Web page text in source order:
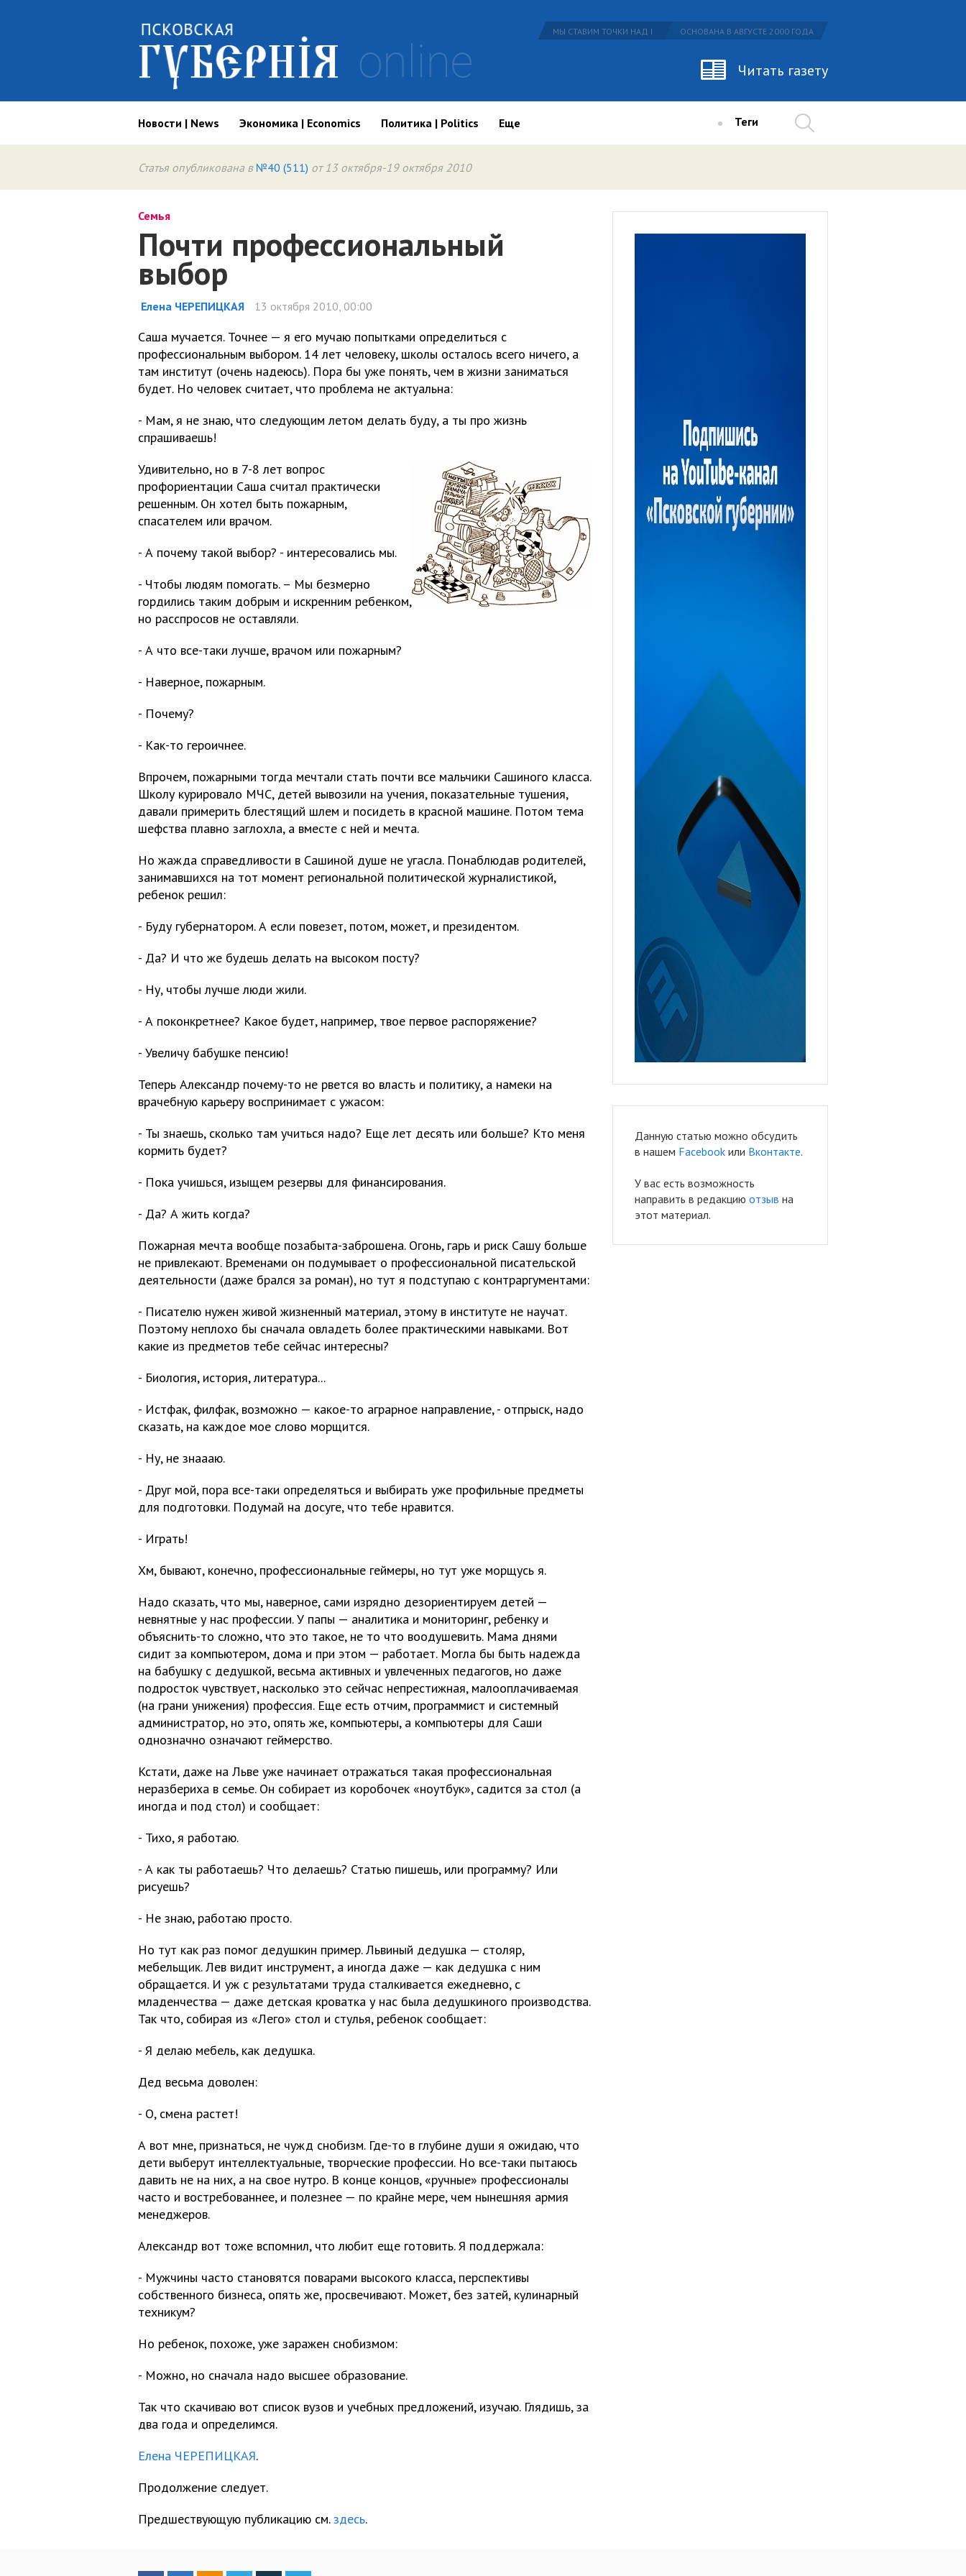
МЫ СТАВИМ ТОЧКИ НАД I ОСНОВАНА В АВГУСТЕ 2000 ГОДА
Читать газету
Новости | News Экономика | Economics Политика | Politics Еще Теги
Статья опубликована в №40 (511) от 13 октября-19 октября 2010
Семья
Почти профессиональный
выбор
Елена ЧЕРЕПИЦКАЯ 13 октября 2010, 00:00
Саша мучается. Точнее — я его мучаю попытками определиться с
профессиональным выбором. 14 лет человеку, школы осталось всего ничего, а
там институт (очень надеюсь). Пора бы уже понять, чем в жизни заниматься
будет. Но человек считает, что проблема не актуальна:
- Мам, я не знаю, что следующим летом делать буду, а ты про жизнь
спрашиваешь!
Удивительно, но в 7-8 лет вопрос
профориентации Саша считал практически
решенным. Он хотел быть пожарным,
спасателем или врачом.
- А почему такой выбор? - интересовались мы.
- Чтобы людям помогать. – Мы безмерно
гордились таким добрым и искренним ребенком,
но расспросов не оставляли.
- А что все-таки лучше, врачом или пожарным?
- Наверное, пожарным.
- Почему?
- Как-то героичнее.
Впрочем, пожарными тогда мечтали стать почти все мальчики Сашиного класса.
Школу курировало МЧС, детей вывозили на учения, показательные тушения,
давали примерить блестящий шлем и посидеть в красной машине. Потом тема
шефства плавно заглохла, а вместе с ней и мечта.
Но жажда справедливости в Сашиной душе не угасла. Понаблюдав родителей,
занимавшихся на тот момент региональной политической журналистикой,
ребенок решил:
- Буду губернатором. А если повезет, потом, может, и президентом.
- Да? И что же будешь делать на высоком посту?
- Ну, чтобы лучше люди жили.
- А поконкретнее? Какое будет, например, твое первое распоряжение?
- Увеличу бабушке пенсию!
Теперь Александр почему-то не рвется во власть и политику, а намеки на
врачебную карьеру воспринимает с ужасом:
- Ты знаешь, сколько там учиться надо? Еще лет десять или больше? Кто меня
кормить будет?
- Пока учишься, изыщем резервы для финансирования.
- Да? А жить когда?
Пожарная мечта вообще позабыта-заброшена. Огонь, гарь и риск Сашу больше
не привлекают. Временами он подумывает о профессиональной писательской
деятельности (даже брался за роман), но тут я подступаю с контраргументами:
- Писателю нужен живой жизненный материал, этому в институте не научат.
Поэтому неплохо бы сначала овладеть более практическими навыками. Вот
какие из предметов тебе сейчас интересны?
- Биология, история, литература...
- Истфак, филфак, возможно — какое-то аграрное направление, - отпрыск, надо
сказать, на каждое мое слово морщится.
- Ну, не знаааю.
- Друг мой, пора все-таки определяться и выбирать уже профильные предметы
для подготовки. Подумай на досуге, что тебе нравится.
- Играть!
Хм, бывают, конечно, профессиональные геймеры, но тут уже морщусь я.
Надо сказать, что мы, наверное, сами изрядно дезориентируем детей —
невнятные у нас профессии. У папы — аналитика и мониторинг, ребенку и
объяснить-то сложно, что это такое, не то что воодушевить. Мама днями
сидит за компьютером, дома и при этом — работает. Могла бы быть надежда
на бабушку с дедушкой, весьма активных и увлеченных педагогов, но даже
подросток чувствует, насколько это сейчас непрестижная, малооплачиваемая
(на грани унижения) профессия. Еще есть отчим, программист и системный
администратор, но это, опять же, компьютеры, а компьютеры для Саши
однозначно означают геймерство.
Кстати, даже на Льве уже начинает отражаться такая профессиональная
неразбериха в семье. Он собирает из коробочек «ноутбук», садится за стол (а
иногда и под стол) и сообщает:
- Тихо, я работаю.
- А как ты работаешь? Что делаешь? Статью пишешь, или программу? Или
рисуешь?
- Не знаю, работаю просто.
Но тут как раз помог дедушкин пример. Львиный дедушка — столяр,
мебельщик. Лев видит инструмент, а иногда даже — как дедушка с ним
обращается. И уж с результатами труда сталкивается ежедневно, с
младенчества — даже детская кроватка у нас была дедушкиного производства.
Так что, собирая из «Лего» стол и стулья, ребенок сообщает:
- Я делаю мебель, как дедушка.
Дед весьма доволен:
- О, смена растет!
А вот мне, признаться, не чужд снобизм. Где-то в глубине души я ожидаю, что
дети выберут интеллектуальные, творческие профессии. Но все-таки пытаюсь
давить не на них, а на свое нутро. В конце концов, «ручные» профессионалы
часто и востребованнее, и полезнее — по крайне мере, чем нынешняя армия
менеджеров.
Александр вот тоже вспомнил, что любит еще готовить. Я поддержала:
- Мужчины часто становятся поварами высокого класса, перспективы
собственного бизнеса, опять же, просвечивают. Может, без затей, кулинарный
техникум?
Но ребенок, похоже, уже заражен снобизмом:
- Можно, но сначала надо высшее образование.
Так что скачиваю вот список вузов и учебных предложений, изучаю. Глядишь, за
два года и определимся.
Елена ЧЕРЕПИЦКАЯ.
Продолжение следует.
Предшествующую публикацию см.здесь.
Данную статью можно обсудить
в нашем Facebook или Вконтакте.
У вас есть возможность
направить в редакцию отзыв на
этот материал.